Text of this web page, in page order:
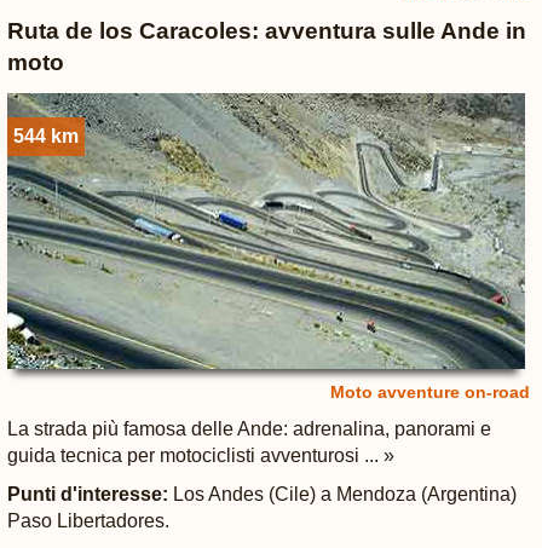
Ruta de los Caracoles: avventura sulle Ande in
moto
544 km
Moto avventure on-road
La strada più famosa delle Ande: adrenalina, panorami e
guida tecnica per motociclisti avventurosi ... »
Punti d'interesse: Los Andes (Cile) a Mendoza (Argentina)
Paso Libertadores.